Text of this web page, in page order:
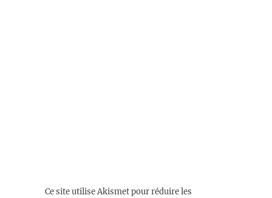
Ce site utilise Akismet pour réduire les